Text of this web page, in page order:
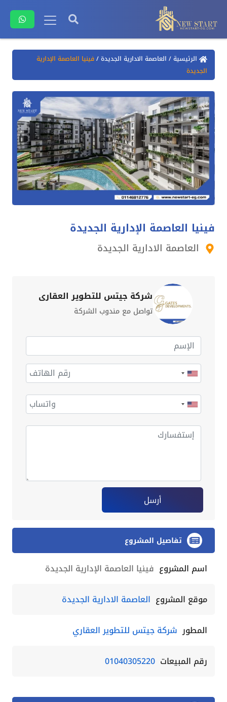
الرئيسية/ العاصمة الادارية الجديدة/فينيا العاصمة الإدارية
الجديدة
فينيا العاصمة الإدارية الجديدة
العاصمة الادارية الجديدة
شركة جيتس للتطوير العقاري
تواصل مع مندوب الشركة
أرسل
تفاصيل المشروع
اسم المشروع فينيا العاصمة الإدارية الجديدة
موقع المشروع العاصمة الادارية الجديدة
المطور شركة جيتس للتطوير العقاري
رقم المبيعات 01040305220